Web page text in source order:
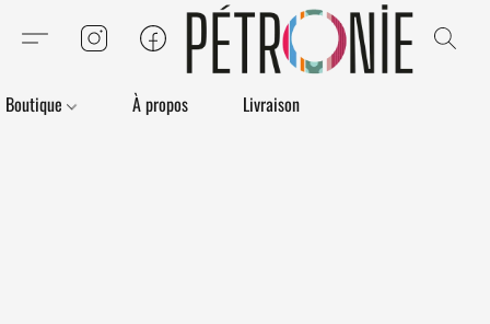
Boutique À propos Livraison